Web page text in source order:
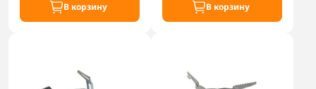
В корзину В корзину